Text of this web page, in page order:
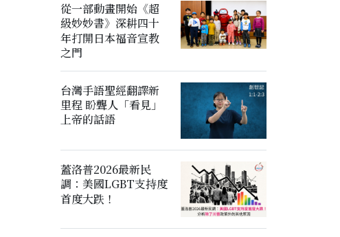
從一部動畫開始《超
級妙妙書》深耕四十
年打開日本福音宣教
之門
台灣手語聖經翻譯新
里程 盼聾人「看見」
上帝的話語
蓋洛普2026最新民
調：美國LGBT支持度
首度大跌！